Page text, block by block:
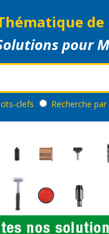
de
pour
clefs Recherche par